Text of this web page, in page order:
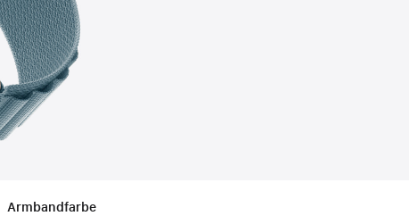
Armbandfarbe